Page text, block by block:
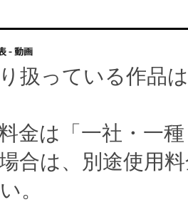
扱っている作品
金は「一社・一
合は、別途使用
。